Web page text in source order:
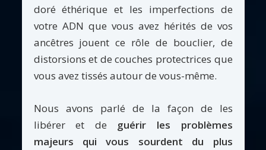
doré éthérique et les imperfections de
votre ADN que vous avez hérités de vos
ancêtres jouent ce rôle de bouclier, de
distorsions et de couches protectrices que
vous avez tissés autour de vous-même.
Nous avons parlé de la façon de les
libérer et de guérir les problèmes
majeurs qui vous sourdent du plus